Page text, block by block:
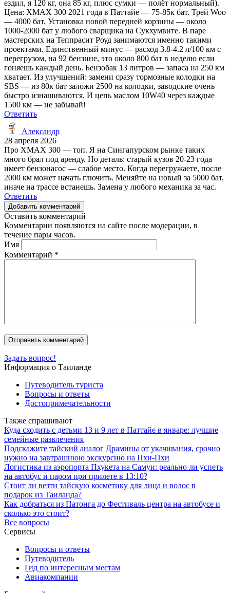
ездил, я 120 кг, она 85 кг, плюс сумки — полёт нормальный).
Цена: XMAX 300 2021 года в Паттайе — 75-85к бат. Трей Woo
— 4000 бат. Установка новой передней корзины — около
1000-2000 бат у любого сварщика на Сукхумвите. В паре
мастерских на Теппрасит Роуд занимаются именно такими
проектами. Единственный минус — расход 3.8-4.2 л/100 км с
перегрузом, на 92 бензине, это около 800 бат в неделю если
гоняешь каждый день. Бензобак 13 литров — запаса на 250 км
хватает. Из улучшений: замени сразу тормозные колодки на
SBS — из 80к бат заложи 2500 на колодки, заводские очень
быстро изнашиваются. И цепь маслом 10W40 через каждые
1500 км — не забывай!
Ответить
Александр
28 апреля 2026
Про XMAX 300 — топ. Я на Сингапурском рынке таких
много брал под аренду. Но деталь: старый кузов 20-23 года
имеет бензонасос — слабое место. Когда перегружаете, после
2000 км может начать глючить. Меняйте на новый за 5000 бат,
иначе на трассе встанешь. Замена у любого механика за час.
Ответить
Добавить комментарий
Оставить комментарий
Комментарии появляются на сайте после модерации, в
течение пары часов.
Имя
Комментарий *
Задать вопрос!
Информация о Таиланде
Путеводитель туриста
Вопросы и ответы
Достопримечательности
Также спрашивают
Куда сходить с детьми 13 и 9 лет в Паттайе в январе: лучшие
семейные развлечения
Подскажите тайский аналог Драмины от укачивания, срочно
нужно на завтрашнюю экскурсию на Пхи-Пхи
Логистика из аэропорта Пхукета на Самуи: реально ли успеть
на автобус и паром при прилете в 13:10?
Стоит ли везти тайскую косметику для лица и волос в
подарок из Таиланда?
Как добраться из Патонга до Фестиваль центра на автобусе и
сколько это стоит?
Все вопросы
Сервисы
Вопросы и ответы
Путеводитель
Гид по интересным местам
Авиакомпании